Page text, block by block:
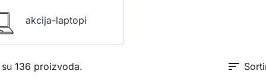
akcija-laptopi
136 proizvoda. sort